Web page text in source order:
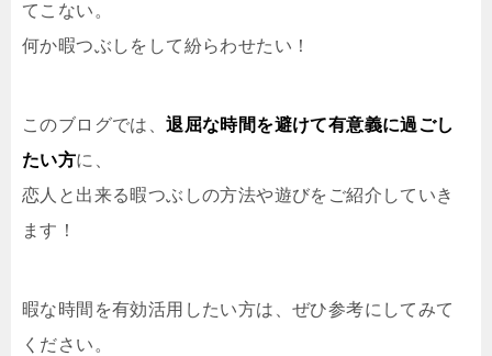
てこない。
何か暇つぶしをして紛らわせたい！
このブログでは、退屈な時間を避けて有意義に過ごし
たい方に、
恋人と出来る暇つぶしの方法や遊びをご紹介していき
ます！
暇な時間を有効活用したい方は、ぜひ参考にしてみて
ください。